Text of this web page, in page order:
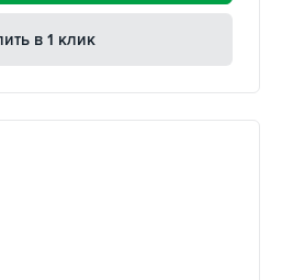
в 1 клик